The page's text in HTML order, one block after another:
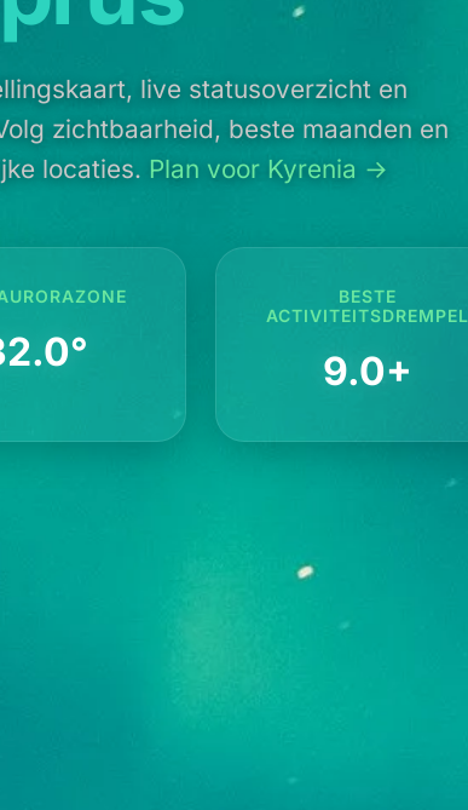
live statusoverzicht en
zichtbaarheid, beste maanden en
locaties. Plan voor Kyrenia →
BESTE
ACTIVITEITSDREMPEL
9.0+